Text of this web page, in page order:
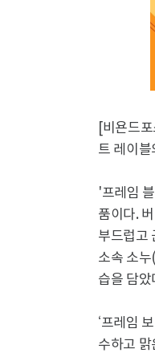
[비욘드
트 레이블
'프레임
품이다.
부드럽고
소속 소누
습을 담았
‘프레임
수하고